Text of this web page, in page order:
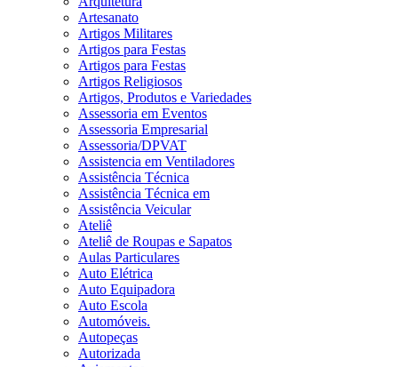
Artesanato
Artigos Militares
Artigos para Festas
Artigos para Festas
Artigos Religiosos
Artigos, Produtos e Variedades
Assessoria em Eventos
Assessoria Empresarial
Assessoria/DPVAT
Assistencia em Ventiladores
Assistência Técnica
Assistência Técnica em
Assistência Veicular
Ateliê
Ateliê de Roupas e Sapatos
Aulas Particulares
Auto Elétrica
Auto Equipadora
Auto Escola
Automóveis.
Autopeças
Autorizada